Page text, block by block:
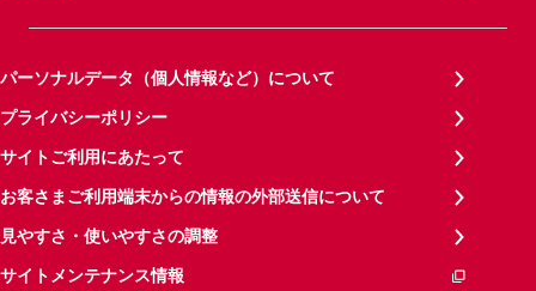
パーソナルデータ（個人情報など）について
プライバシーポリシー
サイトご利用にあたって
お客さまご利用端末からの情報の外部送信について
見やすさ・使いやすさの調整
サイトメンテナンス情報